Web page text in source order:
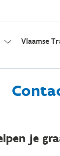
Vlaamse
je